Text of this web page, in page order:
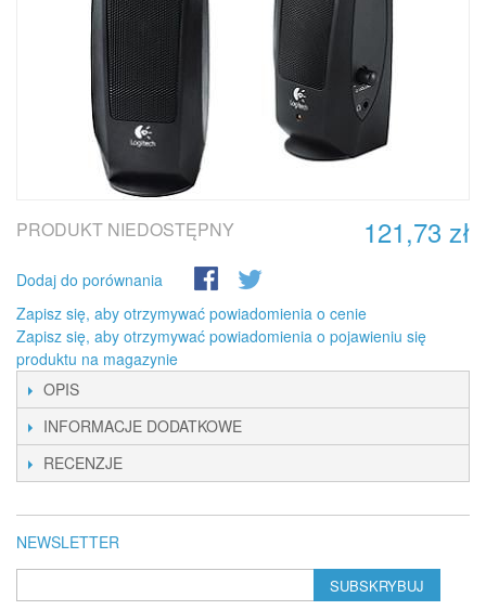
121,73 zł
PRODUKT NIEDOSTĘPNY
Dodaj do porównania
Zapisz się, aby otrzymywać powiadomienia o cenie
Zapisz się, aby otrzymywać powiadomienia o pojawieniu się
produktu na magazynie
OPIS
INFORMACJE DODATKOWE
RECENZJE
NEWSLETTER
SUBSKRYBUJ